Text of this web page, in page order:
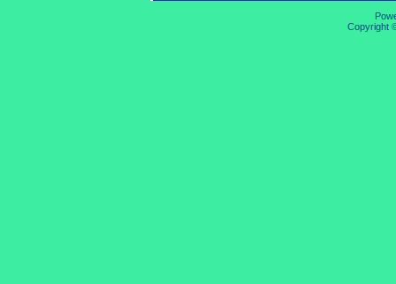
Copyright